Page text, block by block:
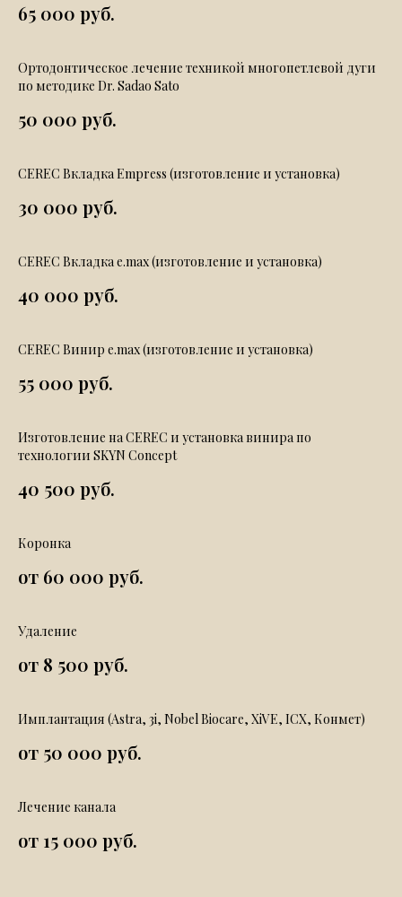
65 000 руб.
Ортодонтическое лечение техникой многопетлевой дуги
по методике Dr. Sadao Sato
50 000 руб.
CEREC Вкладка Empress (изготовление и установка)
30 000 руб.
CEREC Вкладка e.max (изготовление и установка)
40 000 руб.
CEREC Винир e.max (изготовление и установка)
55 000 руб.
Изготовление на CEREC и установка винира по
технологии SKYN Concept
40 500 руб.
Коронка
от 60 000 руб.
Удаление
от 8 500 руб.
Имплантация (Astra, 3i, Nobel Biocare, XiVE, ICX, Конмет)
от 50 000 руб.
Лечение канала
от 15 000 руб.